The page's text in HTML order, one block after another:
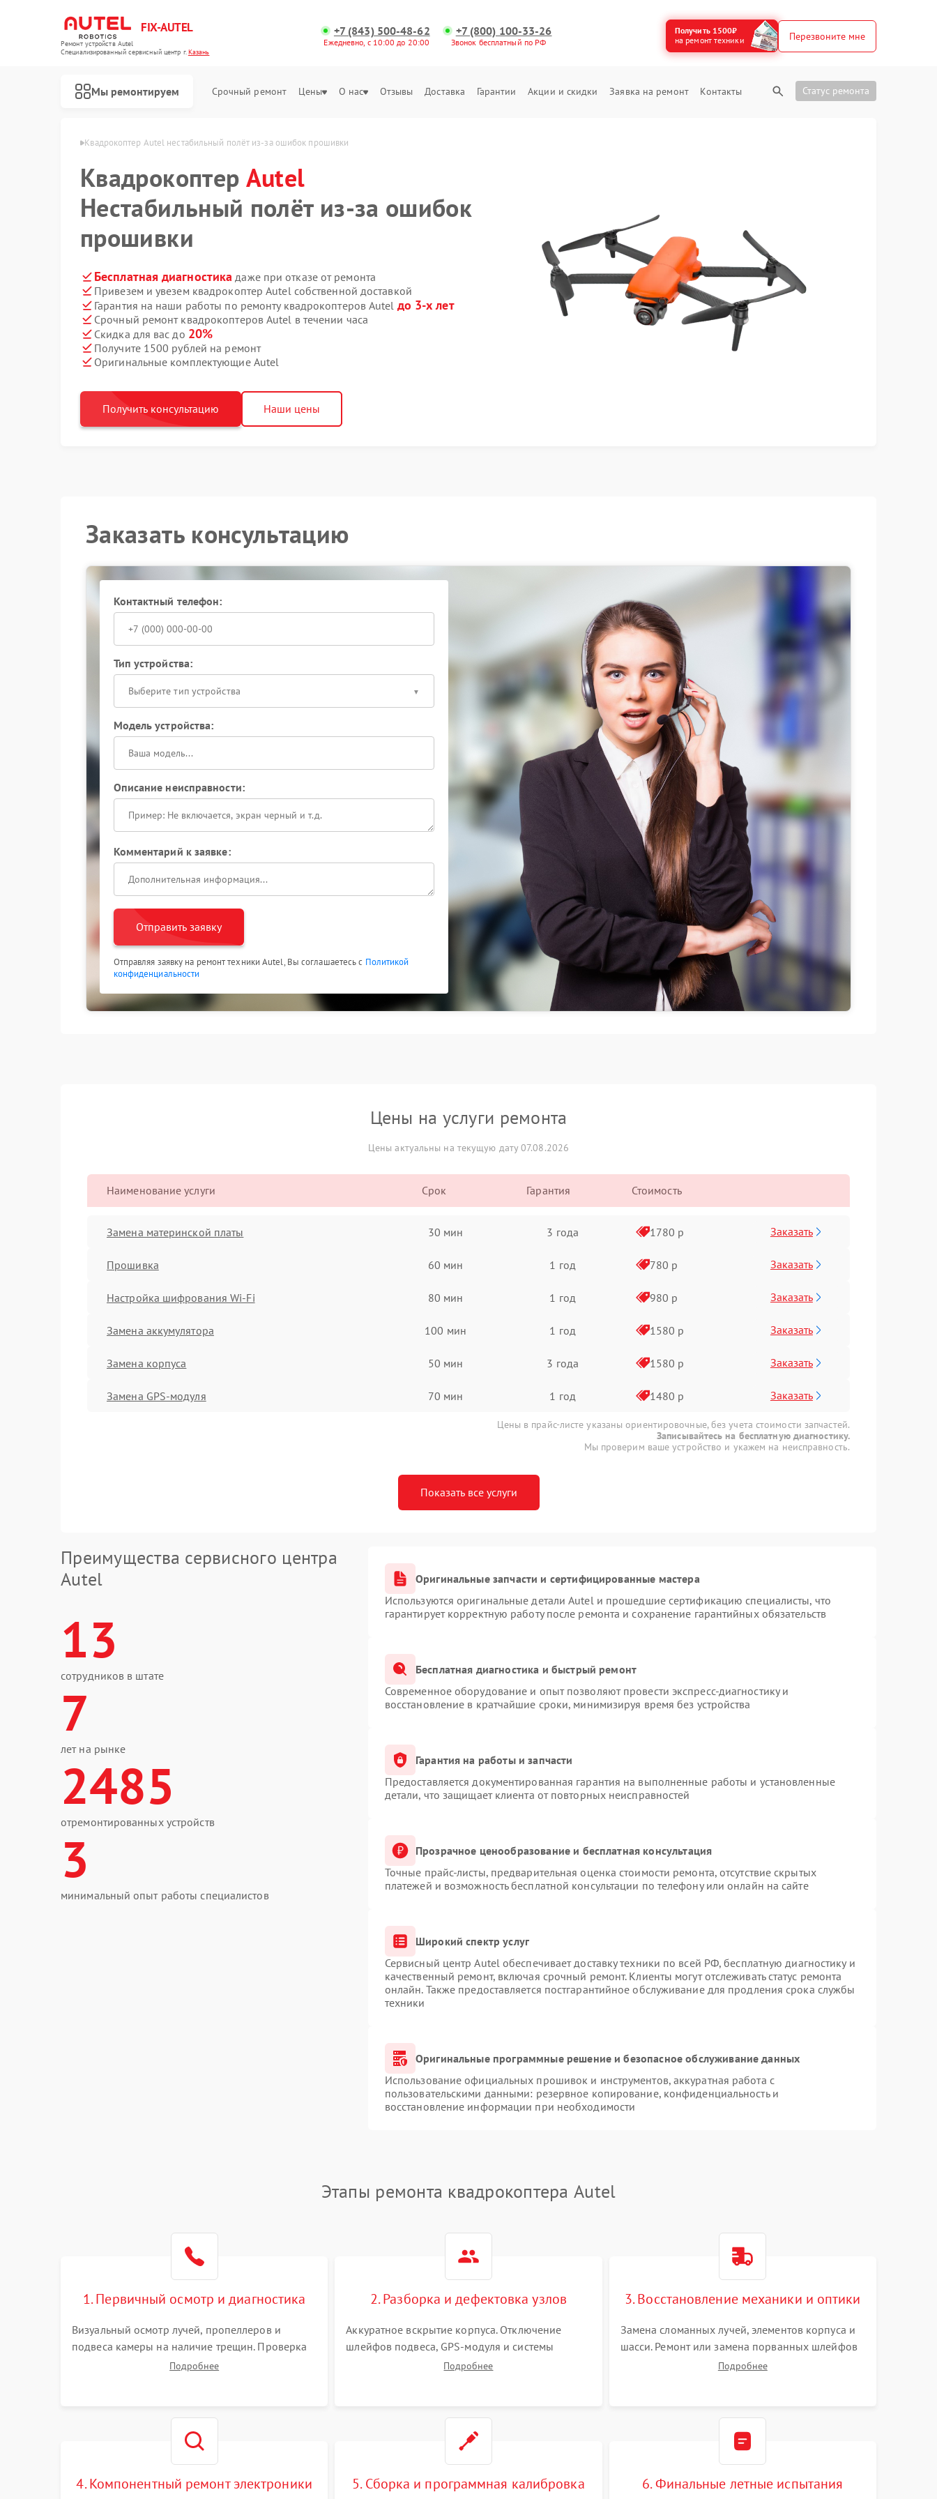
FIX-AUTEL
Ремонт устройств Autel
Специализированный cервисный центр г.Казань
+7 (843) 500-48-62
Ежедневно, с 10:00 до 20:00
+7 (800) 100-33-26
Звонок бесплатный по РФ
Получить 1500₽
на ремонт техники
Перезвоните мне
Мы ремонтируем Срочный ремонт Цены О нас Отзывы Доставка Гарантии Акции и скидки Заявка на ремонт Контакты Статус ремонта
Autel в Казани Квадрокоптер Autel нестабильный полёт из‑за ошибок прошивки
Квадрокоптер Autel
Нестабильный полёт из‑за ошибок
прошивки
Бесплатная диагностика даже при отказе от ремонта
Привезем и увезем квадрокоптер Autel собственной доставкой
Гарантия на наши работы по ремонту квадрокоптеров Autel до 3-х лет
Срочный ремонт квадрокоптеров Autel в течении часа
Скидка для вас до 20%
Получите 1500 рублей на ремонт
Оригинальные комплектующие Autel
Получить консультацию Наши цены
Заказать консультацию
Контактный телефон:
Тип устройства:
Выберите тип устройства
Модель устройства:
Описание неисправности:
Комментарий к заявке:
Отправить заявку
Отправляя заявку на ремонт техники Autel, Вы соглашаетесь с Политикой
конфиденциальности
Цены на услуги ремонта
Цены актуальны на текущую дату 07.08.2026
Наименование услуги Срок Гарантия Стоимость
Замена материнской платы 30 мин 3 года 1780 р Заказать
Прошивка 60 мин 1 год 780 р Заказать
Настройка шифрования Wi-Fi 80 мин 1 год 980 р Заказать
Замена аккумулятора 100 мин 1 год 1580 р Заказать
Замена корпуса 50 мин 3 года 1580 р Заказать
Замена GPS-модуля 70 мин 1 год 1480 р Заказать
Цены в прайс-листе указаны ориентировочные, без учета стоимости запчастей.
Записывайтесь на бесплатную диагностику.
Мы проверим ваше устройство и укажем на неисправность.
Показать все услуги
Преимущества сервисного центра
Autel
13
сотрудников в штате
7
лет на рынке
2485
отремонтированных устройств
3
минимальный опыт работы специалистов
Оригинальные запчасти и сертифицированные мастера
Используются оригинальные детали Autel и прошедшие сертификацию специалисты, что
гарантирует корректную работу после ремонта и сохранение гарантийных обязательств
Бесплатная диагностика и быстрый ремонт
Современное оборудование и опыт позволяют провести экспресс-диагностику и
восстановление в кратчайшие сроки, минимизируя время без устройства
Гарантия на работы и запчасти
Предоставляется документированная гарантия на выполненные работы и установленные
детали, что защищает клиента от повторных неисправностей
Прозрачное ценообразование и бесплатная консультация
Точные прайс-листы, предварительная оценка стоимости ремонта, отсутствие скрытых
платежей и возможность бесплатной консультации по телефону или онлайн на сайте
Широкий спектр услуг
Сервисный центр Autel обеспечивает доставку техники по всей РФ, бесплатную диагностику и
качественный ремонт, включая срочный ремонт. Клиенты могут отслеживать статус ремонта
онлайн. Также предоставляется постгарантийное обслуживание для продления срока службы
техники
Оригинальные программные решение и безопасное обслуживание данных
Использование официальных прошивок и инструментов, аккуратная работа с
пользовательскими данными: резервное копирование, конфиденциальность и
восстановление информации при необходимости
Этапы ремонта квадрокоптера Autel
1. Первичный осмотр и диагностика
Визуальный осмотр лучей, пропеллеров и
подвеса камеры на наличие трещин. Проверка
включения, связи с пультом ДУ и передачи
Подробнее
2. Разборка и дефектовка узлов
Аккуратное вскрытие корпуса. Отключение
шлейфов подвеса, GPS-модуля и системы
визуального позиционирования. Проверка
Подробнее
3. Восстановление механики и оптики
Замена сломанных лучей, элементов корпуса и
шасси. Ремонт или замена порванных шлейфов
и демпферов трехосевого подвеса камеры.
Подробнее
4. Компонентный ремонт электроники 5. Сборка и программная калибровка 6. Финальные летные испытания